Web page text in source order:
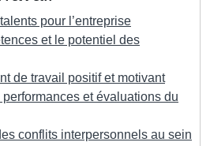
pour l’entreprise
et le potentiel des
de travail positif et motivant
et évaluations du
conflits interpersonnels au sein